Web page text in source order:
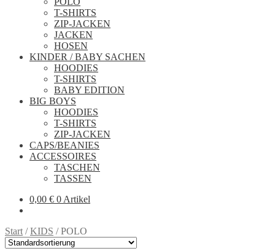
T-SHIRTS
ZIP-JACKEN
JACKEN
HOSEN
KINDER / BABY SACHEN
HOODIES
T-SHIRTS
BABY EDITION
BIG BOYS
HOODIES
T-SHIRTS
ZIP-JACKEN
CAPS/BEANIES
ACCESSOIRES
TASCHEN
TASSEN
0,00 € 0 Artikel
Start /KIDS /POLO